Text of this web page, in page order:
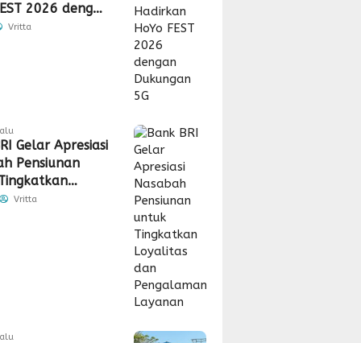
2026 dengan
5G
Vritta
Gelar Apresiasi
Pensiunan
dan
Vritta